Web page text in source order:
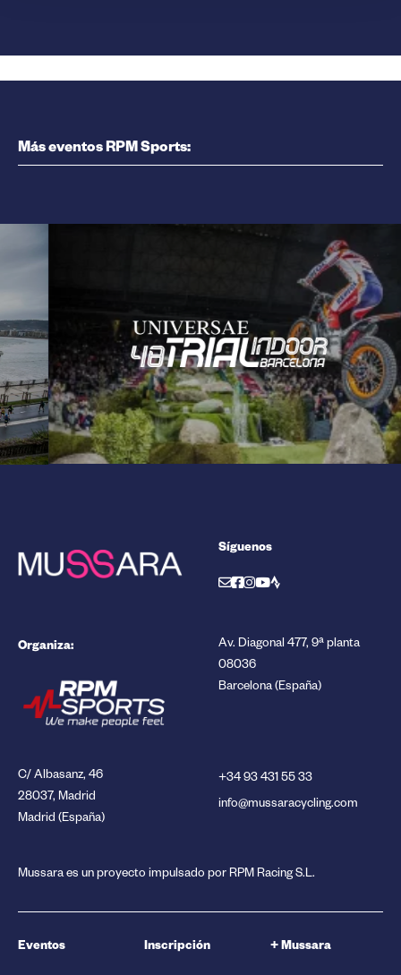
Más eventos RPM Sports:
Síguenos
Organiza:
Av. Diagonal 477, 9ª planta
08036
Barcelona (España)
C/ Albasanz, 46
28037, Madrid
Madrid (España)
+34 93 431 55 33
info@mussaracycling.com
Mussara es un proyecto impulsado por RPM Racing S.L.
Eventos Inscripción + Mussara